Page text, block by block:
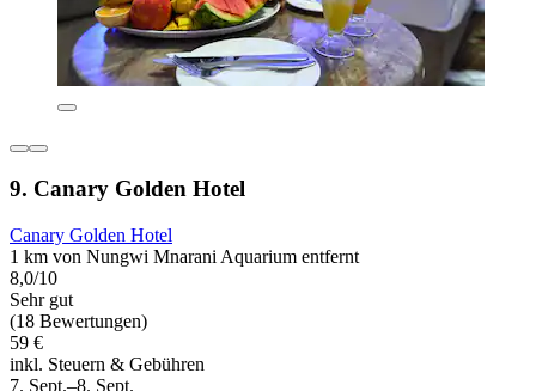
9. Canary Golden Hotel
Canary Golden Hotel
1 km von Nungwi Mnarani Aquarium entfernt
8,0/10
Sehr gut
(18 Bewertungen)
59 €
inkl. Steuern & Gebühren
7. Sept.–8. Sept.